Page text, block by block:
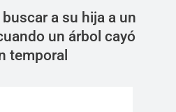
a su hija a un
un árbol cayó
temporal